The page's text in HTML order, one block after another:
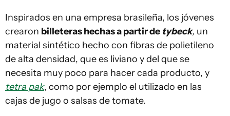
Inspirados en una empresa brasileña, los jóvenes
crearon billeteras hechas a partir de tybeck, un
material sintético hecho con fibras de polietileno
de alta densidad, que es liviano y del que se
necesita muy poco para hacer cada producto, y
tetra pak, como por ejemplo el utilizado en las
cajas de jugo o salsas de tomate.